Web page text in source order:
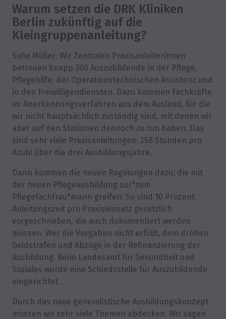
Warum setzen die DRK Kliniken
Berlin zukünftig auf die
Kleingruppenanleitung?
Sofie Müller: Wir Zentralen Praxisanleiterinnen
betreuen knapp 300 Auszubildende in der Pflege,
Pflegehilfe, der Operationstechnischen Assistenz und
in den Freiwilligendiensten. Dazu kommen Fachkräfte
im Anerkennungsverfahren aus dem Ausland, für die
wir nicht hauptsächlich zuständig sind, mit denen wir
aber auf den Stationen dennoch zu tun haben. Das
sind sehr viele Praxisanleitungen: 250 Stunden pro
Azubi über die drei Ausbildungsjahre.
Dann kommen die neuen Regelungen dazu, die mit
der neuen Pflegeausbildung zur*zum
Pflegefachfrau*mann greifen: So sind 10 Prozent
Anleitungszeit pro Praxiseinsatz gesetzlich
vorgeschrieben, die auch dokumentiert werden
müssen. Wer die Vorgaben nicht erfüllt, dem drohen
Geldstrafen und Abzüge in der Refinanzierung der
Ausbildung. Beim Landesamt für Gesundheit und
Soziales wurde eine Schiedsstelle für Auszubildende
eingerichtet.
Durch das neue generalistische Ausbildungskonzept
müssen wir sehr viele Themen abdecken. Wir sagen